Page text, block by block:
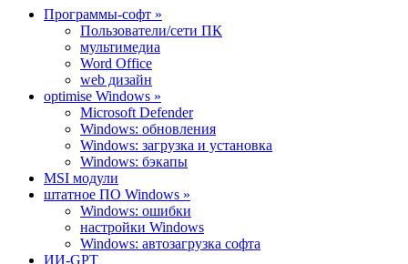
Программы-софт »
Пользователи/сети ПК
мультимедиа
Word Office
web дизайн
optimise Windows »
Microsoft Defender
Windows: обновления
Windows: загрузка и установка
Windows: бэкапы
MSI модули
штатное ПО Windows »
Windows: ошибки
настройки Windows
Windows: автозагрузка софта
ИИ-GPT